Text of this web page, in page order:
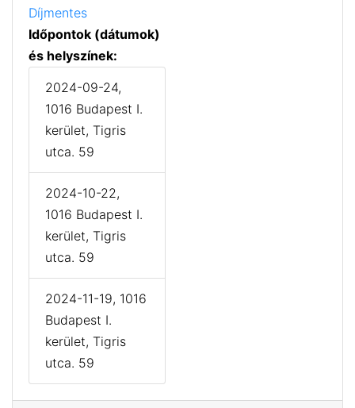
Díjmentes
Időpontok (dátumok)
és helyszínek:
2024-09-24,
1016 Budapest I.
kerület, Tigris
utca. 59
2024-10-22,
1016 Budapest I.
kerület, Tigris
utca. 59
2024-11-19, 1016
Budapest I.
kerület, Tigris
utca. 59